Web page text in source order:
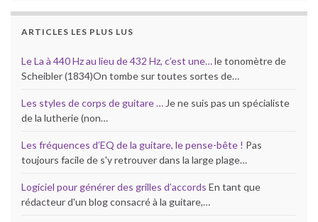
ARTICLES LES PLUS LUS
Le La à 440 Hz au lieu de 432 Hz, c’est une…le tonomètre de
Scheibler (1834)On tombe sur toutes sortes de…
Les styles de corps de guitare …Je ne suis pas un spécialiste
de la lutherie (non…
Les fréquences d’EQ de la guitare, le pense-bête ! Pas
toujours facile de s'y retrouver dans la large plage…
Logiciel pour générer des grilles d’accords En tant que
rédacteur d'un blog consacré à la guitare,…